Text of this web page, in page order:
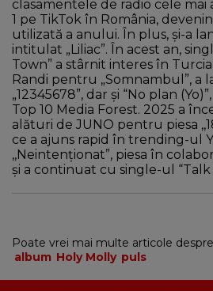
clasamentele de radio cele mai
1 pe TikTok în România,
utilizată a anului. În plus, și-a
intitulat „Liliac”. În acest an,
Town” a stârnit interes în
Randi pentru „Somnambul”, a
„12345678”, dar și “No plan
Top 10 Media Forest. 2025 a
alături de JUNO pentru piesa
ce a ajuns rapid în trending-ul
,,Neintenționat”, piesa în
și a continuat cu single-ul “Talk
Poate vrei mai multe articole
album Holy Molly puls